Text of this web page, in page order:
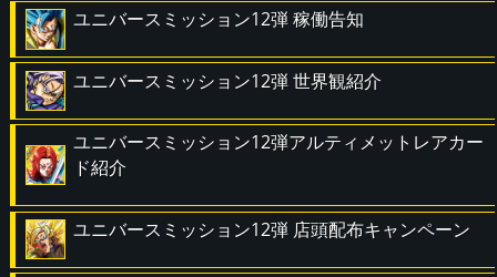
ユニバースミッション12弾 稼働告知
ユニバースミッション12弾 世界観紹介
ユニバースミッション12弾アルティメットレアカー
ド紹介
ユニバースミッション12弾 店頭配布キャンペーン